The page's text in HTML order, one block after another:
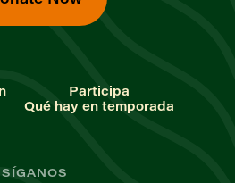
Participa
Qué hay en temporada
SÍGANOS